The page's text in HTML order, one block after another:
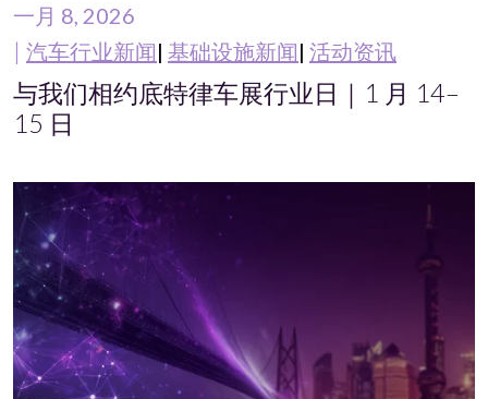
一月 8, 2026
汽车行业新闻 基础设施新闻 活动资讯
与我们相约底特律车展行业日｜1 月 14–
15 日